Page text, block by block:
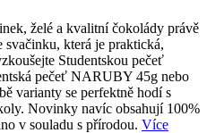
želé a kvalitní čokolády právě
která je praktická,
Studentskou pečeť
pečeť NARUBY 45g nebo
varianty se perfektně hodí s
Novinky navíc obsahují 100%
v souladu s přírodou. Více